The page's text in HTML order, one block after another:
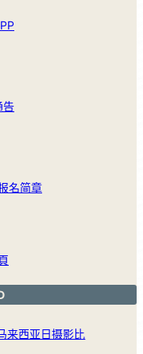
告
名简章
来西亚日摄影比